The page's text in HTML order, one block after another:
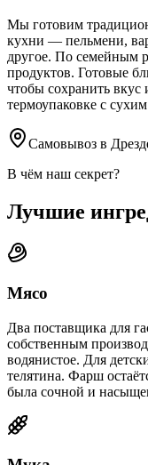
Мы готовим
кухни — пельмени,
другое. По семейным
продуктов. Готовые
чтобы сохранить
термоупаковке с
Самовывоз в
В чём наш секрет?
Лучшие
Мясо
Два поставщика для
собственным
водянистое. Для
телятина. Фарш
была сочной и